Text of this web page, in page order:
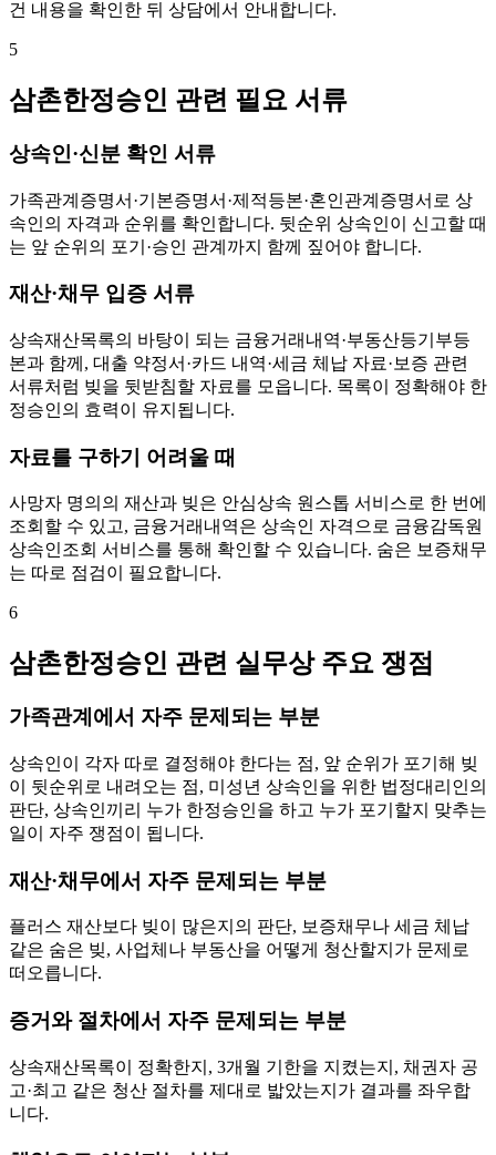
건 내용을 확인한 뒤 상담에서 안내합니다.
5
삼촌한정승인 관련 필요 서류
상속인·신분 확인 서류
가족관계증명서·기본증명서·제적등본·혼인관계증명서로 상
속인의 자격과 순위를 확인합니다. 뒷순위 상속인이 신고할 때
는 앞 순위의 포기·승인 관계까지 함께 짚어야 합니다.
재산·채무 입증 서류
상속재산목록의 바탕이 되는 금융거래내역·부동산등기부등
본과 함께, 대출 약정서·카드 내역·세금 체납 자료·보증 관련
서류처럼 빚을 뒷받침할 자료를 모읍니다. 목록이 정확해야 한
정승인의 효력이 유지됩니다.
자료를 구하기 어려울 때
사망자 명의의 재산과 빚은 안심상속 원스톱 서비스로 한 번에
조회할 수 있고, 금융거래내역은 상속인 자격으로 금융감독원
상속인조회 서비스를 통해 확인할 수 있습니다. 숨은 보증채무
는 따로 점검이 필요합니다.
6
삼촌한정승인 관련 실무상 주요 쟁점
가족관계에서 자주 문제되는 부분
상속인이 각자 따로 결정해야 한다는 점, 앞 순위가 포기해 빚
이 뒷순위로 내려오는 점, 미성년 상속인을 위한 법정대리인의
판단, 상속인끼리 누가 한정승인을 하고 누가 포기할지 맞추는
일이 자주 쟁점이 됩니다.
재산·채무에서 자주 문제되는 부분
플러스 재산보다 빚이 많은지의 판단, 보증채무나 세금 체납
같은 숨은 빚, 사업체나 부동산을 어떻게 청산할지가 문제로
떠오릅니다.
증거와 절차에서 자주 문제되는 부분
상속재산목록이 정확한지, 3개월 기한을 지켰는지, 채권자 공
고·최고 같은 청산 절차를 제대로 밟았는지가 결과를 좌우합
니다.